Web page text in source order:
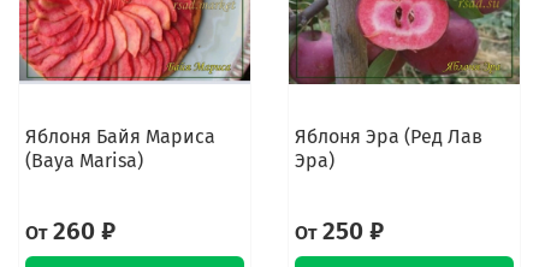
Яблоня Байя Мариса
(Baya Marisa)
От260 ₽
Яблоня Эра (Ред Лав
Эра)
От250 ₽